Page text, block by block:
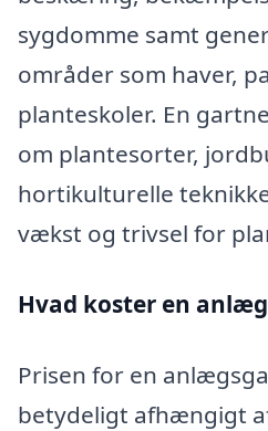
sygdomme samt
områder som haver,
planteskoler. En
om plantesorter,
hortikulturelle
vækst og trivsel for
Hvad koster en
Prisen for en
betydeligt afhængigt